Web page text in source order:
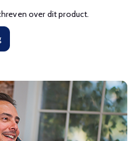
over dit product.